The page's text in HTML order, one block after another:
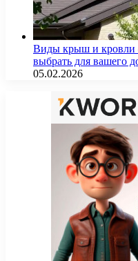
Виды крыш и кровли
выбрать для вашего
05.02.2026